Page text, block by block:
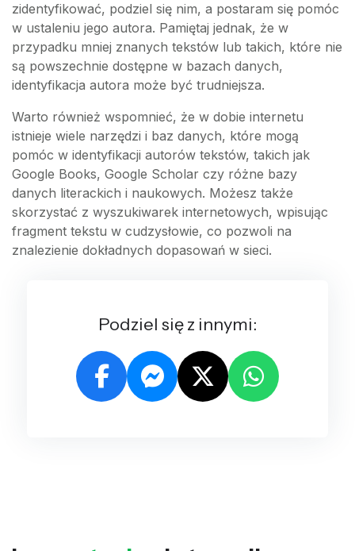
zidentyfikować, podziel się nim, a postaram się pomóc
w ustaleniu jego autora. Pamiętaj jednak, że w
przypadku mniej znanych tekstów lub takich, które nie
są powszechnie dostępne w bazach danych,
identyfikacja autora może być trudniejsza.
Warto również wspomnieć, że w dobie internetu
istnieje wiele narzędzi i baz danych, które mogą
pomóc w identyfikacji autorów tekstów, takich jak
Google Books, Google Scholar czy różne bazy
danych literackich i naukowych. Możesz także
skorzystać z wyszukiwarek internetowych, wpisując
fragment tekstu w cudzysłowie, co pozwoli na
znalezienie dokładnych dopasowań w sieci.
Podziel się z innymi: